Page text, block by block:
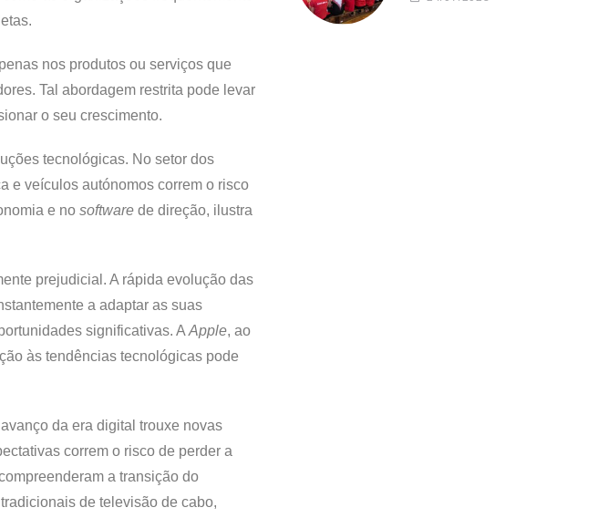
nos produtos ou serviços que
Tal abordagem restrita pode levar
o seu crescimento.
tecnológicas. No setor dos
e veículos autónomos correm o risco
e no software de direção, ilustra
prejudicial. A rápida evolução das
a adaptar as suas
significativas. A Apple, ao
às tendências tecnológicas pode
da era digital trouxe novas
correm o risco de perder a
a transição do
de televisão de cabo,